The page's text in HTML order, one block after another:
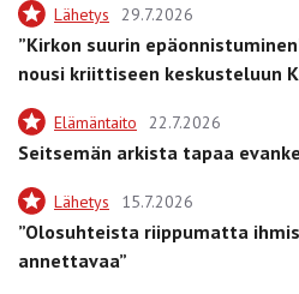
Lähetys 29.7.2026
”Kirkon suurin
nousi kriittiseen keskusteluun
Elämäntaito 22.7.2026
Seitsemän arkista tapaa
Lähetys 15.7.2026
”Olosuhteista riippumatta
annettavaa”